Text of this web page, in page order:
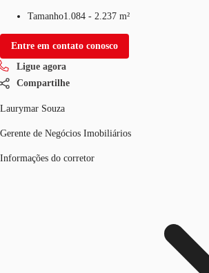
Tamanho1.084 - 2.237 m²
Entre em contato conosco
Ligue agora
Compartilhe
Laurymar Souza
Gerente de Negócios Imobiliários
Informações do corretor